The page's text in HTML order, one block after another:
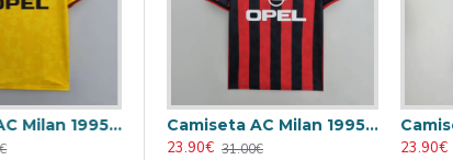
Camiseta AC Milan 1995/1996 Alternativo Retro
Camiseta AC Milan 1995/1996 Local Retro
23.90€ 31.00€
23.90€